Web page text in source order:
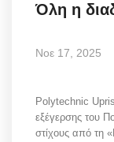
Όλη η
Νοε 17, 2025
Polytechnic
εξέγερσης του
στίχους από τη